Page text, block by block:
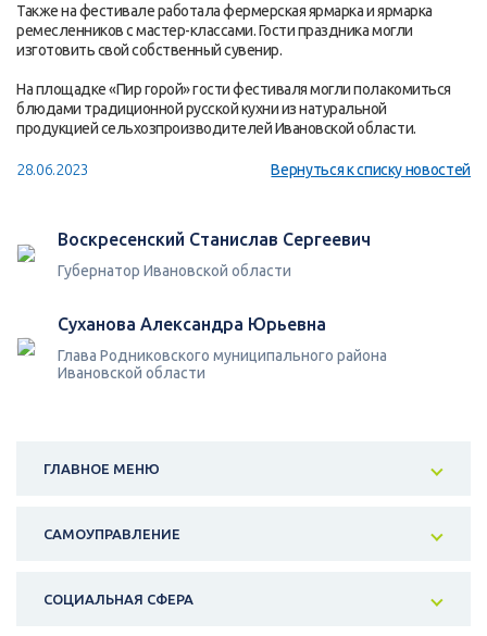
Также на фестивале работала фермерская ярмарка и ярмарка
ремесленников с мастер-классами. Гости праздника могли
изготовить свой собственный сувенир.
На площадке «Пир горой» гости фестиваля могли полакомиться
блюдами традиционной русской кухни из натуральной
продукцией сельхозпроизводителей Ивановской области.
28.06.2023 Вернуться к списку новостей
Воскресенский Станислав Сергеевич
Губернатор Ивановской области
Суханова Александра Юрьевна
Глава Родниковского муниципального района
Ивановской области
ГЛАВНОЕ МЕНЮ
САМОУПРАВЛЕНИЕ
СОЦИАЛЬНАЯ СФЕРА